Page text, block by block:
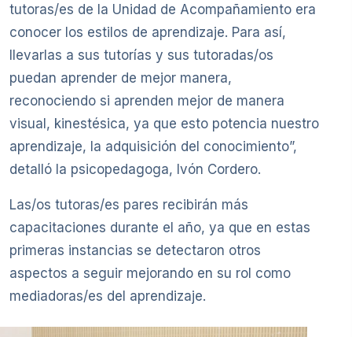
tutoras/es de la Unidad de Acompañamiento era
conocer los estilos de aprendizaje. Para así,
llevarlas a sus tutorías y sus tutoradas/os
puedan aprender de mejor manera,
reconociendo si aprenden mejor de manera
visual, kinestésica, ya que esto potencia nuestro
aprendizaje, la adquisición del conocimiento”,
detalló la psicopedagoga, Ivón Cordero.
Las/os tutoras/es pares recibirán más
capacitaciones durante el año, ya que en estas
primeras instancias se detectaron otros
aspectos a seguir mejorando en su rol como
mediadoras/es del aprendizaje.